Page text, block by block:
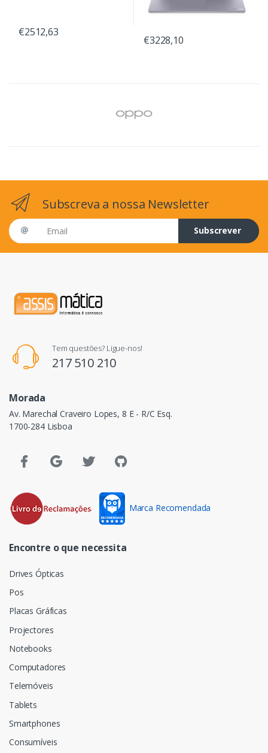
€2512,63
€3228,10
Subscreva a nossa Newsletter
Email address
Subscrever
Tem questões? Ligue-nos!
217 510 210
Morada
Av. Marechal Craveiro Lopes, 8 E - R/C Esq.
1700-284 Lisboa
Marca Recomendada
Encontre o que necessita
Drives Ópticas
Pos
Placas Gráficas
Projectores
Notebooks
Computadores
Telemóveis
Tablets
Smartphones
Consumíveis